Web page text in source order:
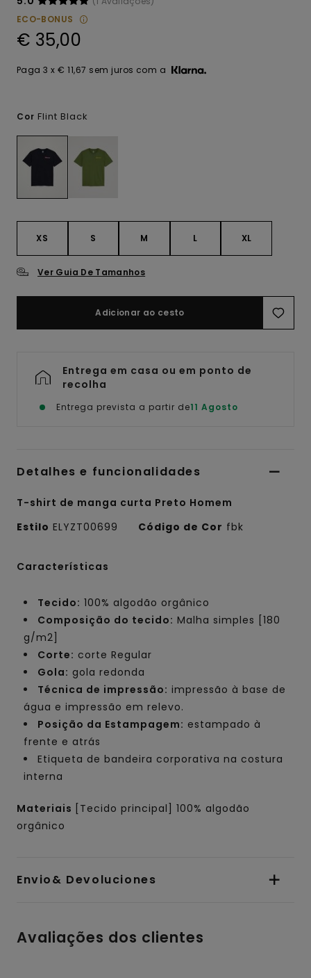
ECO-BONUS
€ 35,00
Paga 3 x € 11,67 sem juros com a
Cor Flint Black
XS S M L XL
Ver Guia De Tamanhos
Adicionar ao cesto
Entrega em casa ou em ponto de
recolha
Entrega prevista a partir de11 Agosto
Detalhes e funcionalidades
T-shirt de manga curta Preto Homem
Estilo ELYZT00699 Código de Cor fbk
Características
Tecido: 100% algodão orgânico
Composição do tecido: Malha simples [180
g/m2]
Corte: corte Regular
Gola: gola redonda
Técnica de impressão: impressão à base de
água e impressão em relevo.
Posição da Estampagem: estampado à
frente e atrás
Etiqueta de bandeira corporativa na costura
interna
Materiais
[Tecido principal] 100% algodão
orgânico
Envio& Devoluciones
Avaliações dos clientes